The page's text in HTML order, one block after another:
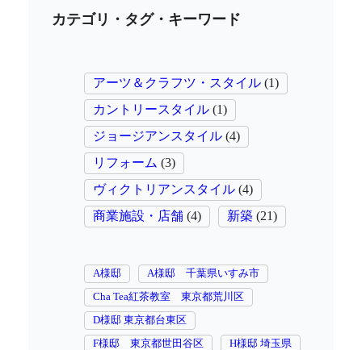
カテゴリ・タグ・キーワード
アーツ＆クラフツ・スタイル(1)
カントリースタイル(1)
ジョージアンスタイル(4)
リフォーム (3)
ヴィクトリアンスタイル(4)
商業施設・店舗(4) 新築(21)
A様邸 A様邸 千葉県いすみ市
Cha Tea紅茶教室 東京都荒川区
D様邸 東京都台東区
F様邸 東京都世田谷区 H様邸 埼玉県